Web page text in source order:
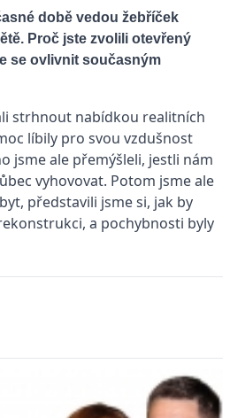
době vedou žebříček
Proč jste zvolili otevřený
se ovlivnit současným
strhnout nabídkou realitních
líbily pro svou vzdušnost
jsme ale přemýšleli, jestli nám
vyhovovat. Potom jsme ale
představili jsme si, jak by
a pochybnosti byly